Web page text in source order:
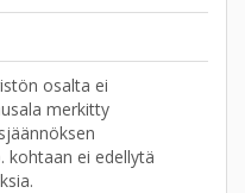
osalta ei
merkitty
kohtaan ei edellytä